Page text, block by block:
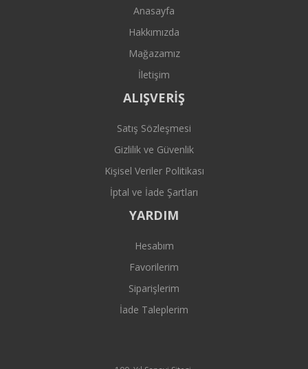
Anasayfa
Hakkımızda
Mağazamız
İletişim
ALIŞVERİŞ
Satış Sözleşmesi
Gizlilik ve Güvenlik
Kişisel Veriler Politikası
İptal ve İade Şartları
YARDIM
Hesabım
Favorilerim
Siparişlerim
İade Taleplerim